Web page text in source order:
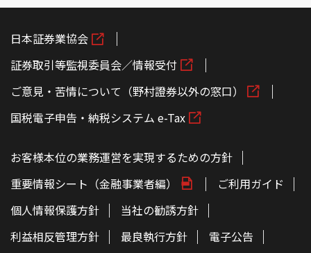
日本証券業協会
証券取引等監視委員会／情報受付
ご意見・苦情について（野村證券以外の窓口）
国税電子申告・納税システム e-Tax
お客様本位の業務運営を実現するための方針
重要情報シート（金融事業者編）
ご利用ガイド
個人情報保護方針
当社の勧誘方針
利益相反管理方針
最良執行方針
電子公告